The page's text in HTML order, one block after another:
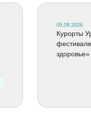
05.08.2026
Курорты
здоровье»